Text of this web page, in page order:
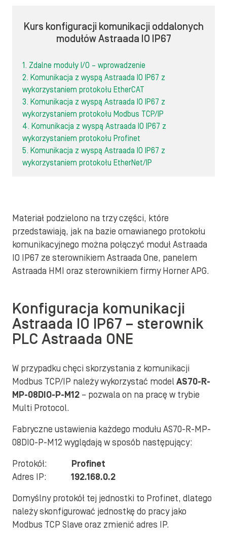
Kurs konfiguracji komunikacji oddalonych
modułów Astraada IO IP67
1. Zdalne moduły I/O – wprowadzenie
2. Komunikacja z wyspą Astraada IO IP67 z
wykorzystaniem protokołu EtherCAT
3. Komunikacja z wyspą Astraada IO IP67 z
wykorzystaniem protokołu Modbus TCP/IP
4. Komunikacja z wyspą Astraada IO IP67 z
wykorzystaniem protokołu Profinet
5. Komunikacja z wyspą Astraada IO IP67 z
wykorzystaniem protokołu EtherNet/IP
Materiał podzielono na trzy części, które
przedstawiają, jak na bazie omawianego protokołu
komunikacyjnego można połączyć moduł Astraada
IO IP67 ze sterownikiem Astraada One, panelem
Astraada HMI oraz sterownikiem firmy Horner APG.
Konfiguracja komunikacji
Astraada IO IP67 – sterownik
PLC Astraada ONE
W przypadku chęci skorzystania z komunikacji
Modbus TCP/IP należy wykorzystać modelAS70-R-
MP-08DIO-P-M12 – pozwala on na pracę w trybie
Multi Protocol.
Fabryczne ustawienia każdego modułu AS70-R-MP-
08DIO-P-M12 wyglądają w sposób następujący:
Protokół:
Profinet
Adres IP: 192.168.0.2
Domyślny protokół tej jednostki to Profinet, dlatego
należy skonfigurować jednostkę do pracy jako
Modbus TCP Slave oraz zmienić adres IP.